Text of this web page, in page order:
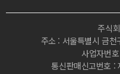
주식
주소 : 서울특별시 금
사업자번
통신판매신고번호 :